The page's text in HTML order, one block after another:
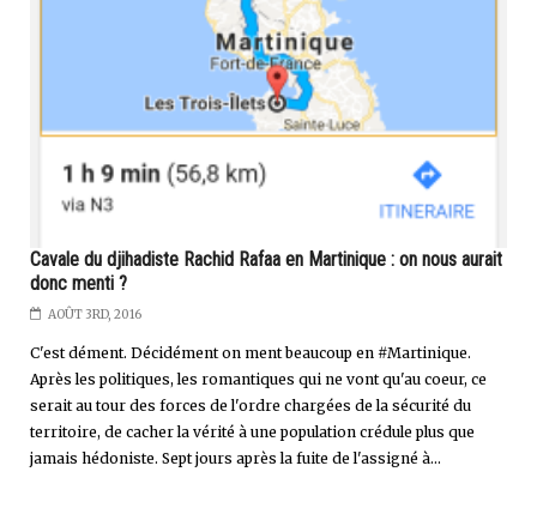
Cavale du djihadiste Rachid Rafaa en Martinique : on nous aurait
donc menti ?
AOÛT 3RD, 2016
C'est dément. Décidément on ment beaucoup en #Martinique.
Après les politiques, les romantiques qui ne vont qu'au coeur, ce
serait au tour des forces de l'ordre chargées de la sécurité du
territoire, de cacher la vérité à une population crédule plus que
jamais hédoniste. Sept jours après la fuite de l'assigné à...